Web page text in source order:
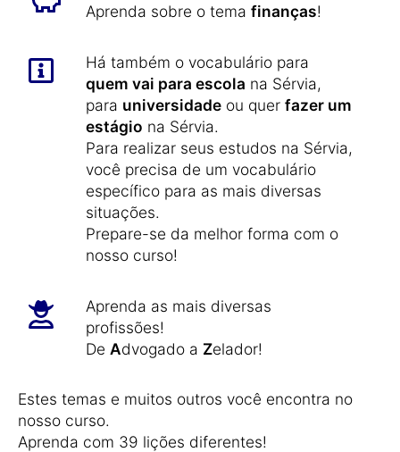
Aprenda sobre o tema finanças!
Há também o vocabulário para
quem vai para escola na Sérvia,
para universidade ou quer fazer um
estágio na Sérvia.
Para realizar seus estudos na Sérvia,
você precisa de um vocabulário
específico para as mais diversas
situações.
Prepare-se da melhor forma com o
nosso curso!
Aprenda as mais diversas
profissões!
De Advogado a Zelador!
Estes temas e muitos outros você encontra no
nosso curso.
Aprenda com 39 lições diferentes!